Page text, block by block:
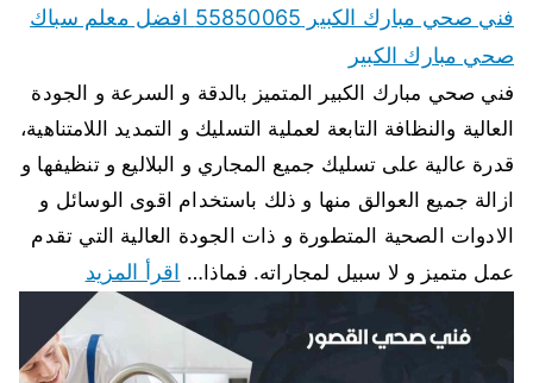
فني صحي مبارك الكبير 55850065 افضل معلم سباك
صحي مبارك الكبير
فني صحي مبارك الكبير المتميز بالدقة و السرعة و الجودة
العالية والنظافة التابعة لعملية التسليك و التمديد اللامتناهية،
قدرة عالية على تسليك جميع المجاري و البلاليع و تنظيفها و
ازالة جميع العوالق منها و ذلك باستخدام اقوى الوسائل و
الادوات الصحية المتطورة و ذات الجودة العالية التي تقدم
عمل متميز و لا سبيل لمجاراته. فماذا… اقرأ المزيد